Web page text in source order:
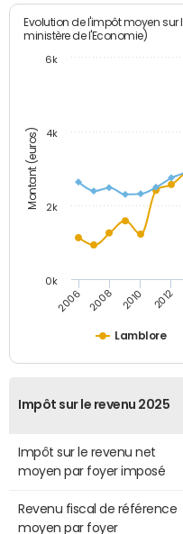
Montant (euros)
Evolution de l'impôt moyen sur
ministère de l'Economie)
Lamblore
2006 2008 2010 2012
0k
2k
4k
6k
Impôt sur le revenu 2025
Impôt sur le revenu net
moyen par foyer imposé
Revenu fiscal de référence
moyen par foyer